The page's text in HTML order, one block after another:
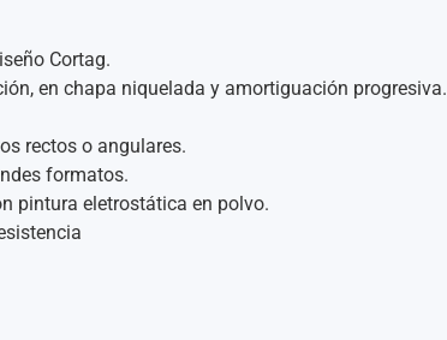
Cortag.
en chapa niquelada y amortiguación progresiva.
rectos o angulares.
formatos.
pintura eletrostática en polvo.